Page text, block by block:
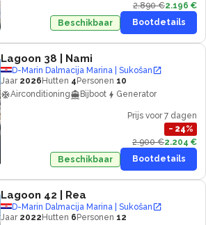
2.890 €2.196 €
Beschikbaar
Bootdetails
Lagoon 38 | Nami
D-Marin Dalmacija Marina | Sukošan
Jaar 2026 Hutten 4 Personen 10
Airconditioning
Bijboot Generator
Prijs voor 7 dagen
− 24%
2.900 €2.204 €
Beschikbaar
Bootdetails
Lagoon 42 | Rea
D-Marin Dalmacija Marina | Sukošan
Jaar 2022 Hutten 6 Personen 12